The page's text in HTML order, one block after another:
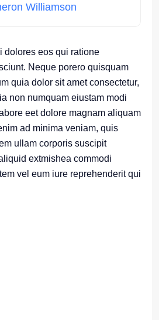
Williamson
dolores eos qui ratione
Neque porero quisquam
quia dolor sit amet consectetur,
non numquam eiustam modi
eet dolore magnam aliquam
ad minima veniam, quis
ullam corporis suscipit
extmishea commodi
vel eum iure reprehenderit qui